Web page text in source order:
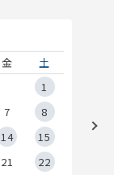
金
土
1
7
8
14
15
21
22